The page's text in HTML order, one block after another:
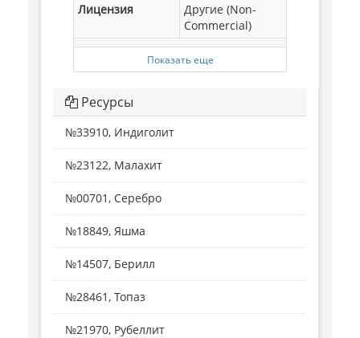
Лицензия
Другие (Non-
Commercial)
Показать еще
Ресурсы
№33910, Индиголит
№23122, Малахит
№00701, Серебро
№18849, Яшма
№14507, Берилл
№28461, Топаз
№21970, Рубеллит